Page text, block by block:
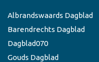
Albrandswaards Dagblad
Barendrechts Dagblad
Dagblad070
Gouds Dagblad